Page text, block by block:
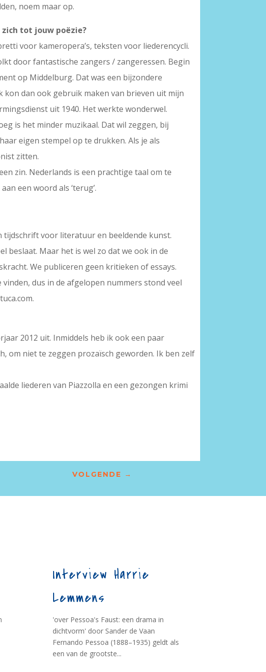
noem maar op.
tot jouw poëzie?
voor kameropera’s, teksten voor liederencycli.
door fantastische zangers / zangeressen. Begin
op Middelburg. Dat was een bijzondere
dan ook gebruik maken van brieven uit mijn
uit 1940. Het werkte wonderwel.
is het minder muzikaal. Dat wil zeggen, bij
eigen stempel op te drukken. Als je als
zitten.
zin. Nederlands is een prachtige taal om te
een woord als ‘terug’.
tijdschrift voor literatuur en beeldende kunst.
beslaat. Maar het is wel zo dat we ook in de
We publiceren geen kritieken of essays.
dus in de afgelopen nummers stond veel
2012 uit. Inmiddels heb ik ook een paar
om niet te zeggen prozaïsch geworden. Ik ben zelf
liederen van Piazzolla en een gezongen krimi
VOLGENDE →
Interview Harrie
Lemmens
'over Pessoa's Faust: een drama in
dichtvorm' door Sander de Vaan
Fernando Pessoa (1888–1935) geldt als
een van de grootste...